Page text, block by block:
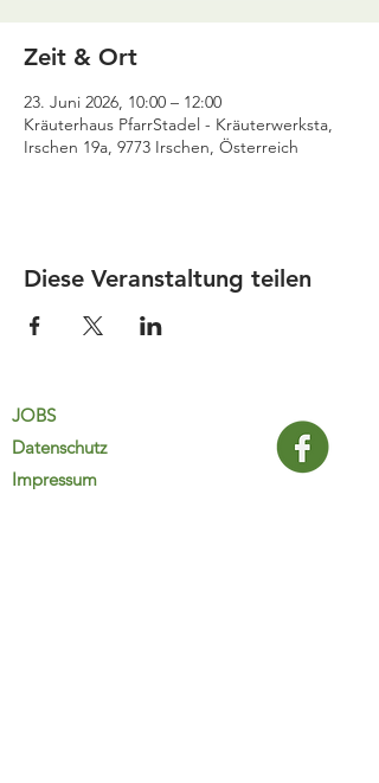
Zeit & Ort
23. Juni 2026, 10:00 – 12:00
Kräuterhaus PfarrStadel - Kräuterwerksta,
Irschen 19a, 9773 Irschen, Österreich
Diese Veranstaltung teilen
JOBS
Datenschutz
Impressum